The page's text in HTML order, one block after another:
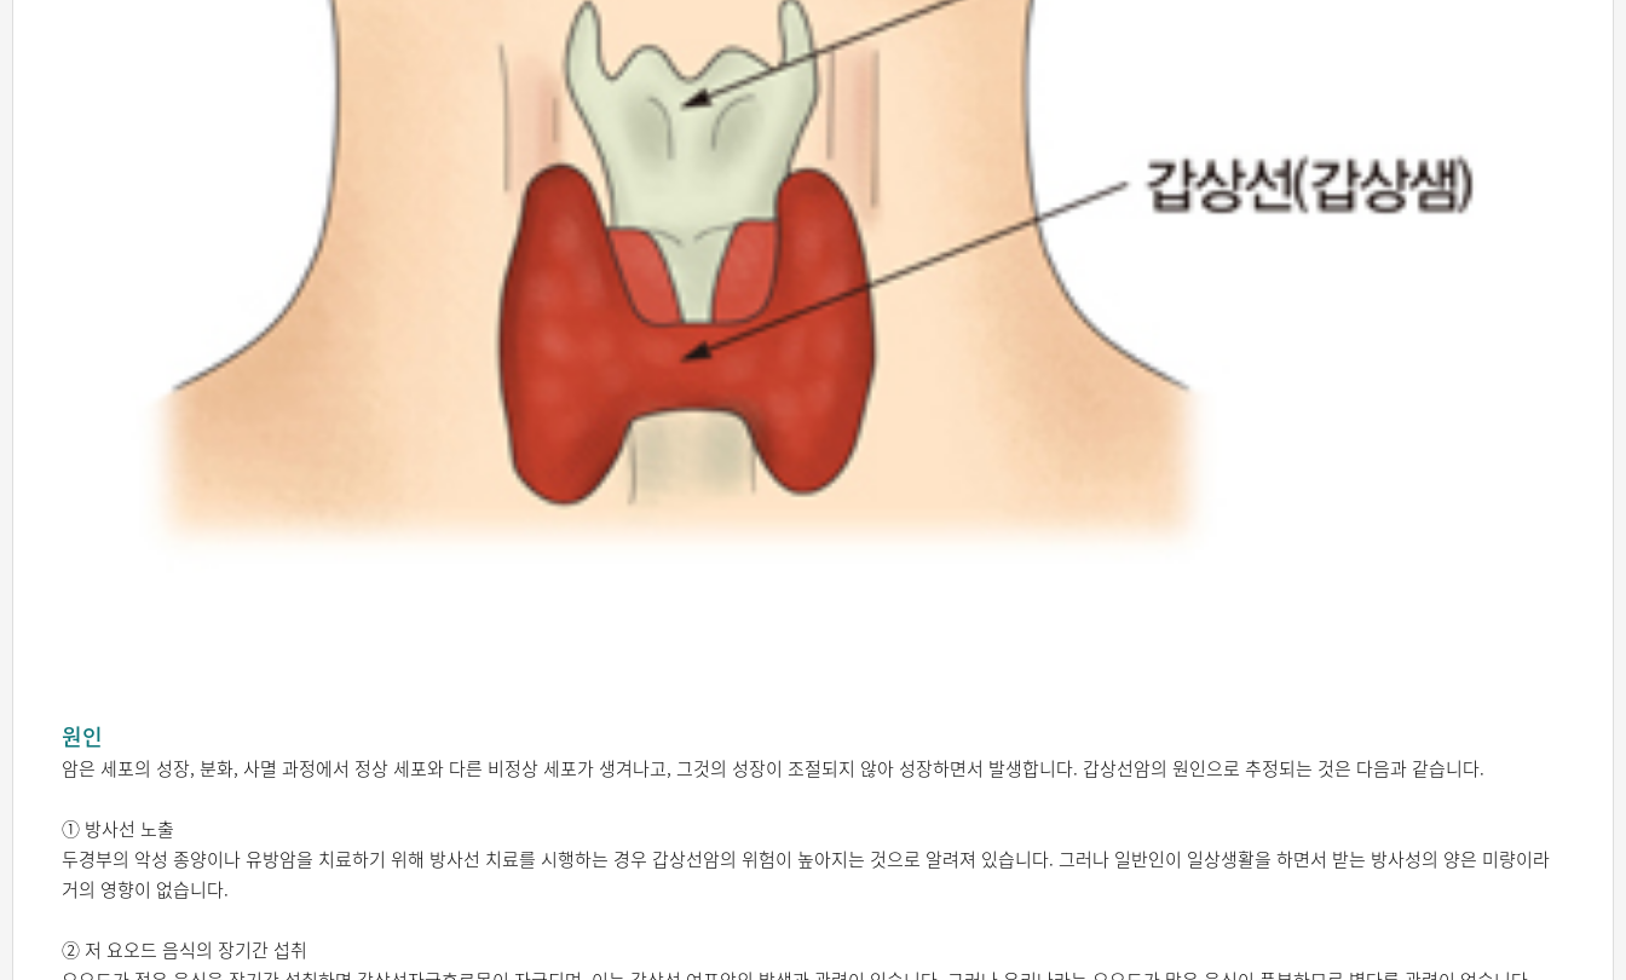
원인
암은 세포의 성장, 분화, 사멸 과정에서 정상 세포와 다른 비정상 세포가 생겨나고, 그것의 성장이 조절되지 않아 성장하면서 발생합니다. 갑상선암의 원인으로 추정되는 것은 다음과 같습니다.
① 방사선 노출
두경부의 악성 종양이나 유방암을 치료하기 위해 방사선 치료를 시행하는 경우 갑상선암의 위험이 높아지는 것으로 알려져 있습니다. 그러나 일반인이 일상생활을 하면서 받는 방사성의 양은 미량이라
거의 영향이 없습니다.
② 저 요오드 음식의 장기간 섭취